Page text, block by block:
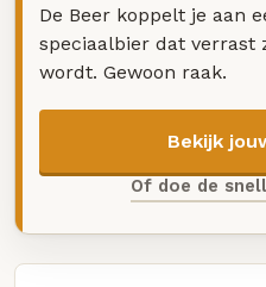
De Beer koppelt je aan
speciaalbier dat verrast
wordt. Gewoon raak.
Bekijk
Of doe de